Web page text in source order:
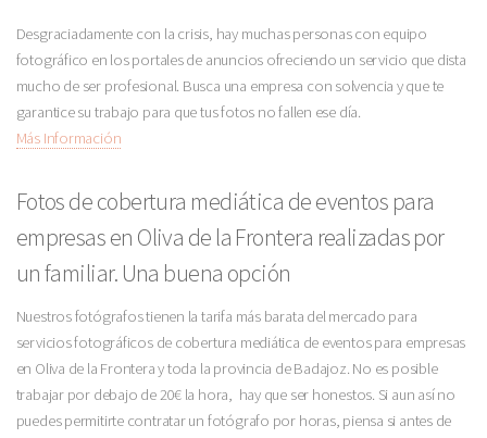
Desgraciadamente con la crisis, hay muchas personas con equipo
fotográfico en los portales de anuncios ofreciendo un servicio que dista
mucho de ser profesional. Busca una empresa con solvencia y que te
garantice su trabajo para que tus fotos no fallen ese día.
Más Información
Fotos de cobertura mediática de eventos para
empresas en Oliva de la Frontera realizadas por
un familiar. Una buena opción
Nuestros fotógrafos tienen la tarifa más barata del mercado para
servicios fotográficos de cobertura mediática de eventos para empresas
en Oliva de la Frontera y toda la provincia de Badajoz. No es posible
trabajar por debajo de 20€ la hora, hay que ser honestos. Si aun así no
puedes permitirte contratar un fotógrafo por horas, piensa si antes de